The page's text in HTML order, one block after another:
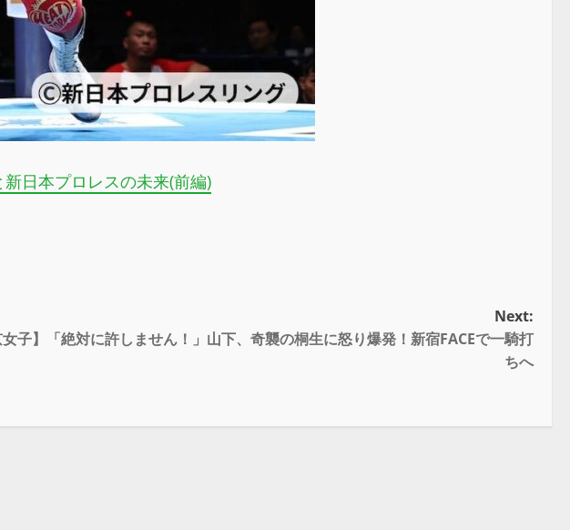
日本プロレスの未来(前編)
Next:
女子】「絶対に許しません！」山下、奇襲の桐生に怒り爆発！新宿FACEで一騎打
ちへ